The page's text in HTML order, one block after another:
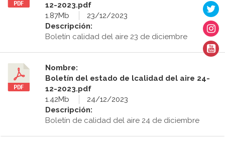
12-2023.pdf
1.87Mb
23/12/2023
Descripción:
Boletín calidad del aire 23 de diciembre
Nombre:
Boletín del estado de lcalidad del aire 24-
12-2023.pdf
1.42Mb
24/12/2023
Descripción:
Boletín de calidad del aire 24 de diciembre